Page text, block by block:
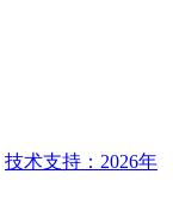
技术支持：2026年